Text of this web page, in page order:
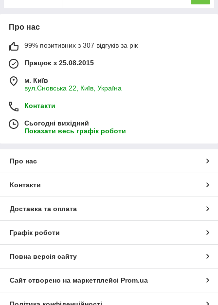
Переваги ламінарії
елементами.
Поповнення нестачі вологи в організмі.
вагу.
Про нас
99% позитивних з 307 відгуків за рік
Працює з 25.08.2015
м. Київ
вул.Сновська 22, Київ, Україна
Контакти
Сьогодні вихідний
Показати весь графік роботи
Про нас
Контакти
Доставка та оплата
Графік роботи
Повна версія сайту
Сайт створено на маркетплейсі Prom.ua